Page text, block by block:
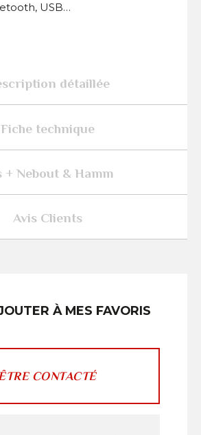
USB…
détaillée
Fiche technique
+ Nebout & Hamm
Avis Clients
À MES FAVORIS
CONTACTÉ